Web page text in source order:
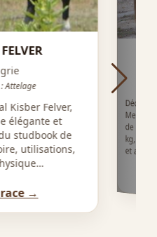
Attelage
Kisber Felver,
élégante et
studbook de
utilisations,
→
de 1,34
kg,
et